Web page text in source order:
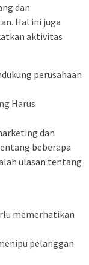
dan
Hal ini juga
aktivitas
perusahaan
Harus
dan
beberapa
ulasan tentang
memerhatikan
pelanggan